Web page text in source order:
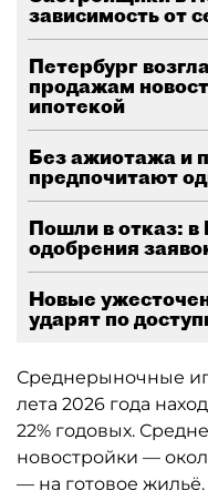
зависимость от
Петербург
продажам
ипотекой
Без ажиотажа и
предпочитают
Пошли в отказ: в
одобрения
Новые
ударят по
Среднерыночные
лета 2026 года
22% годовых.
новостройки —
— на готовое